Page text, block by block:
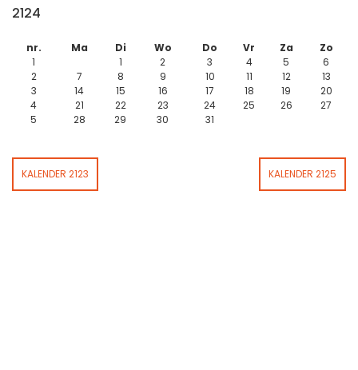
2124
nr. Ma Di Wo Do Vr Za
Zo
1
1 2 3 4 5
6
2
7 8 9 10 11 12
13
3
14 15 16 17 18 19
20
4
21 22 23 24 25 26
27
5
28 29 30 31
KALENDER 2123 KALENDER 2125